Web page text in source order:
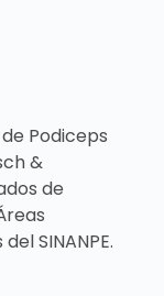
Podiceps
&
de
SINANPE.